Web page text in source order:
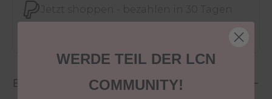
Jetzt shoppen - bezahlen in 30 Tagen
Beschreibung
WERDE TEIL DER LCN
COMMUNITY!